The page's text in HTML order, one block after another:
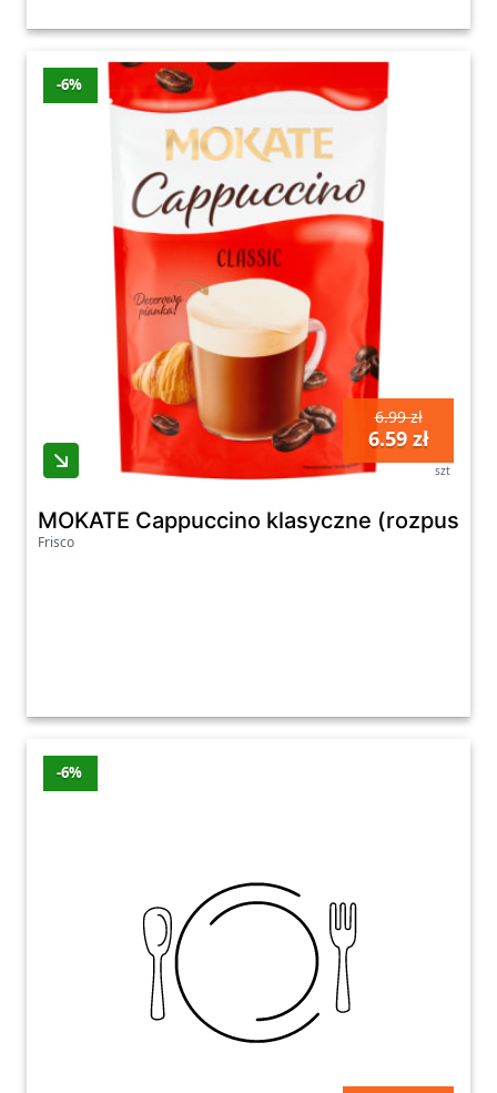
-6%
6.99 zł
6.59 zł
szt
MOKATE Cappuccino klasyczne
Frisco
-6%